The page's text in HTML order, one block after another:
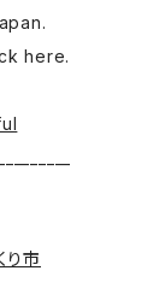
here.
り市